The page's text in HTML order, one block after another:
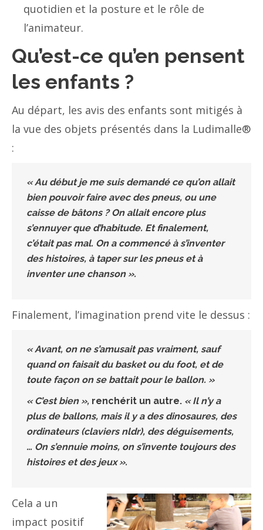
quotidien et la posture et le rôle de
l’animateur.
Qu’est-ce qu’en pensent
les enfants ?
Au départ, les avis des enfants sont mitigés à
la vue des objets présentés dans la Ludimalle®
:
« Au début je me suis demandé ce qu’on allait
bien pouvoir faire avec des pneus, ou une
caisse de bâtons ? On allait encore plus
s’ennuyer que d’habitude. Et finalement,
c’était pas mal. On a commencé à s’inventer
des histoires, à taper sur les pneus et à
inventer une chanson ».
Finalement, l’imagination prend vite le dessus :
« Avant, on ne s’amusait pas vraiment, sauf
quand on faisait du basket ou du foot, et de
toute façon on se battait pour le ballon. »
« C’est bien », renchérit un autre. « Il n’y a
plus de ballons, mais il y a des dinosaures, des
ordinateurs (claviers nldr), des déguisements,
… On s’ennuie moins, on s’invente toujours des
histoires et des jeux ».
Cela a un
impact positif